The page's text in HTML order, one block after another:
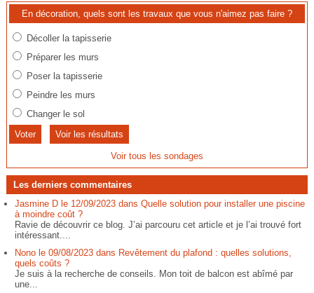
En décoration, quels sont les travaux que vous n'aimez pas faire ?
Décoller la tapisserie
Préparer les murs
Poser la tapisserie
Peindre les murs
Changer le sol
Voir les résultats
Voir tous les sondages
Les derniers commentaires
Jasmine D le 12/09/2023 dans Quelle solution pour installer une piscine
à moindre coût ?
Ravie de découvrir ce blog. J’ai parcouru cet article et je l’ai trouvé fort
intéressant....
Nono le 09/08/2023 dans Revêtement du plafond : quelles solutions,
quels coûts ?
Je suis à la recherche de conseils. Mon toit de balcon est abîmé par
une...